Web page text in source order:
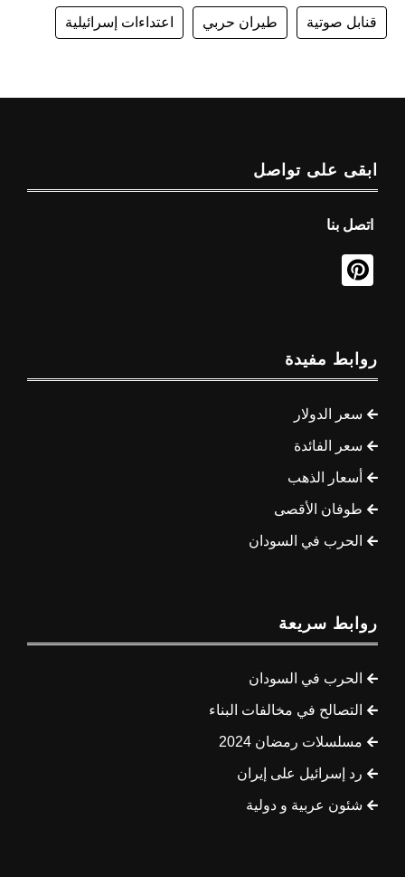
قنابل صوتية طيران حربي اعتداءات إسرائيلية
ابقى على تواصل
اتصل بنا
روابط مفيدة
سعر الدولار
سعر الفائدة
أسعار الذهب
طوفان الأقصى
الحرب في السودان
روابط سريعة
الحرب في السودان
التصالح في مخالفات البناء
مسلسلات رمضان 2024
رد إسرائيل على إيران
شئون عربية و دولية